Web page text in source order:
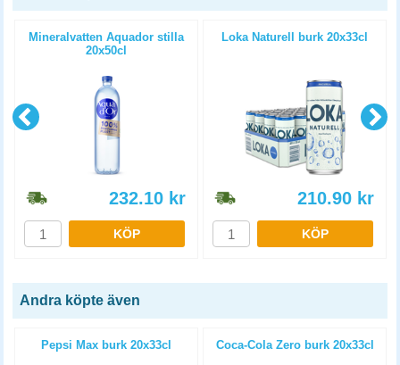
Mineralvatten Aquador stilla
20x50cl
232.10 kr
KÖP
Loka Naturell burk 20x33cl
210.90 kr
KÖP
Andra köpte även
Pepsi Max burk 20x33cl Coca-Cola Zero burk 20x33cl